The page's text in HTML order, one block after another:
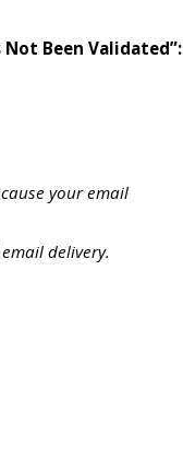
Been Validated”:
your email
delivery.